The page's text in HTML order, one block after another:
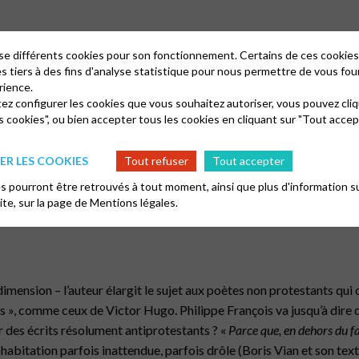
transformés en sonnets ; plus récemment, Louisa Siefert,
d’enfance( Rayons perdus,1868) :« Ma foi reste debout et défiera
chronologie, ou bien le Bordelais Jacques Ellul (1912 –
– l’auteur élargit le sujet aux poètes non protestants
comme ceux de Victor Hugo. Philippe François va jusqu’à
écrits résolument antiprotestants ? « Parce que, en dehors du
parfois inattendue, parfois drôle (Boris Vian et son
différents cookies pour son fonctionnement. Certains de ces
tiers à des fins d'analyse statistique pour nous permettre de vous
configurer les cookies que vous souhaitez autoriser, vous pouvez
cookies", ou bien accepter tous les cookies en cliquant sur "Tout
LES COOKIES
Tout refuser
Tout accepter
pourront être retrouvés à tout moment, ainsi que plus d'information
sur la page deMentions légales.